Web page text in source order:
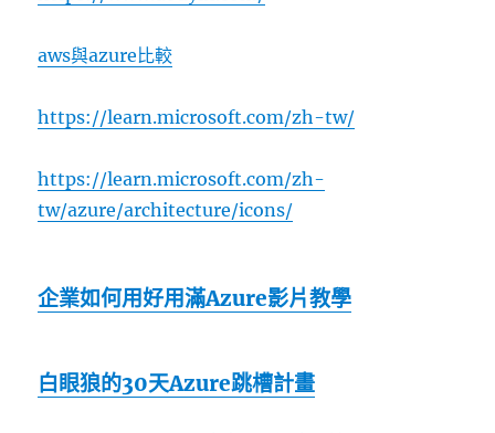
aws與azure比較
https://learn.microsoft.com/zh-tw/
https://learn.microsoft.com/zh-
tw/azure/architecture/icons/
企業如何用好用滿Azure影片教學
白眼狼的30天Azure跳槽計畫